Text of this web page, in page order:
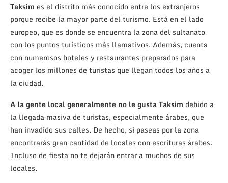
Taksim es el distrito más conocido entre los extranjeros
porque recibe la mayor parte del turismo. Está en el lado
europeo, que es donde se encuentra la zona del sultanato
con los puntos turísticos más llamativos. Además, cuenta
con numerosos hoteles y restaurantes preparados para
acoger los millones de turistas que llegan todos los años a
la ciudad.
A la gente local generalmente no le gusta Taksim debido a
la llegada masiva de turistas, especialmente árabes, que
han invadido sus calles. De hecho, si paseas por la zona
encontrarás gran cantidad de locales con escrituras árabes.
Incluso de fiesta no te dejarán entrar a muchos de sus
locales.